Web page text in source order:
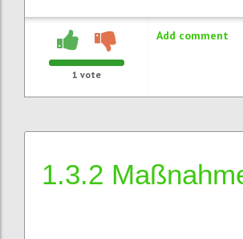
1 vote
Add comment
1.3.2